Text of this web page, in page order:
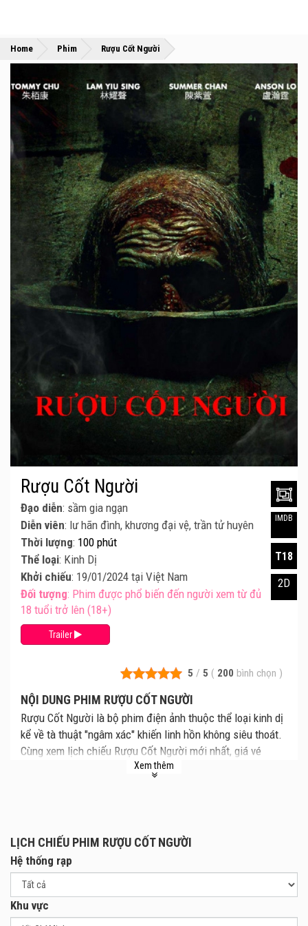
Home »
Phim »
Rượu Cốt Người
5 / 5 ( 200 bình chọn )
NỘI DUNG PHIM RƯỢU CỐT NGƯỜI
Rượu Cốt Người là bộ phim điện ảnh thuộc thể loại kinh dị
kể về tà thuật "ngâm xác" khiến linh hồn không siêu thoát.
Cùng xem lịch chiếu Rượu Cốt Người mới nhất, giá vé
Rượu Cốt Người chi tiết tại rạp. Review phim và mua vé
tour du lịch trên đảo hoang cùng bạn bè để giải toả nỗi
đau sau cái chết đột ngột của người yêu Ava (Viên Lễ
Lâm). Tuy nhiên, chuyến hành trình trở nên khó khăn khi
bốn người bạn phải đối mặt với những sự kiện kỳ lạ và
những hiện tượng siêu nhiên đáng sợ. Ngày càng gần sự
Xem thêm
Rượu Cốt Người
Đạo diễn: sầm gia ngạn
Diễn viên: lư hãn đình, khương đại vệ, trần tử huyên
Thời lượng: 100 phút
Thể loại: Kinh Dị
Khởi chiếu: 19/01/2024 tại Việt Nam
Đối tượng: Phim được phổ biến đến người xem từ đủ
18 tuổi trở lên (18+)
Trailer
IMDB
T18
2D
LỊCH CHIẾU PHIM RƯỢU CỐT NGƯỜI
Hệ thống rạp
Khu vực